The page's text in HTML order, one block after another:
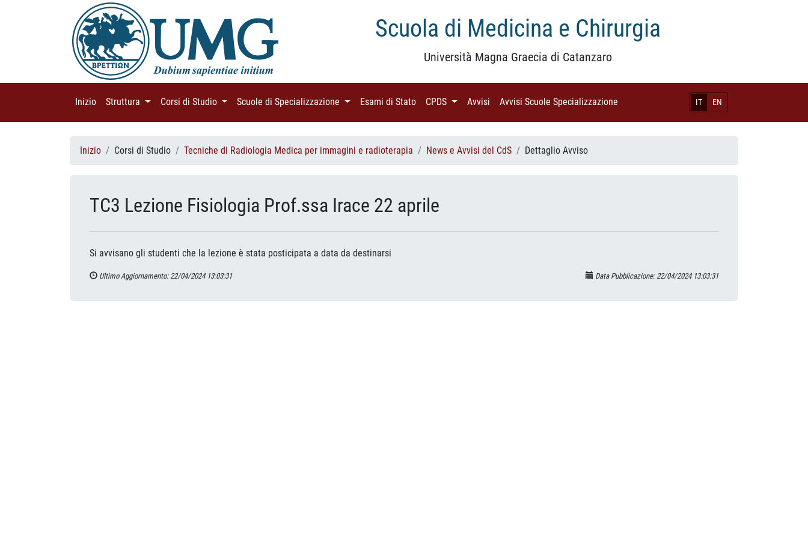
Scuola di Medicina e Chirurgia
Università Magna Graecia di Catanzaro
IT EN
Inizio (current)
Struttura (current)Corsi di Studio (current)Scuole di Specializzazione (current)Esami di Stato (current)
CPDS (current)
Avvisi (current)
Avvisi Scuole Specializzazione
Inizio Corsi di Studio Tecniche di Radiologia Medica per immagini e radioterapia News e Avvisi del CdS Dettaglio Avviso
TC3 Lezione Fisiologia Prof.ssa Irace 22 aprile
Si avvisano gli studenti che la lezione è stata posticipata a data da destinarsi
Ultimo Aggiornamento: 22/04/2024 13:03:31 Data Pubblicazione: 22/04/2024 13:03:31